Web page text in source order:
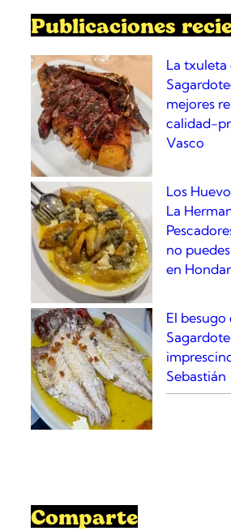
e
l
S
u
r
»
Publicaciones
La txuleta
mejores
calidad-
Vasco
Los
La
no
en
El besugo
Sebastián
Comparte